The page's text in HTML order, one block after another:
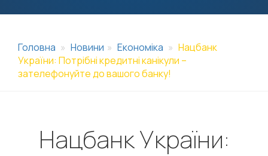
Головна Новини Економіка
Нацбанк
України: Потрібні кредитні канікули –
зателефонуйте до вашого банку!
Нацбанк України: